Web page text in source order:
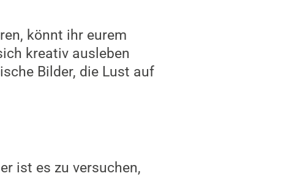
könnt ihr eurem
kreativ ausleben
Bilder, die Lust auf
ist es zu versuchen,